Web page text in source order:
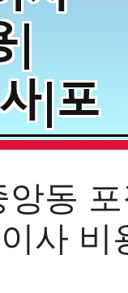
동
사